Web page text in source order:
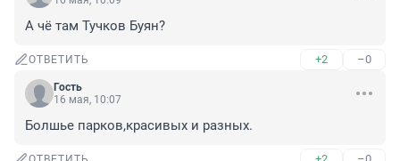
А чё там Тучков Буян?
ОТВЕТИТЬ +2 –0
Гость
16 мая, 10:07
Болшье парков,красивых и разных.